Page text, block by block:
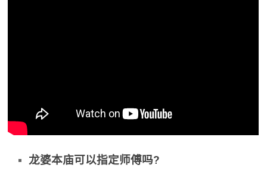
龙婆本庙可以指定师傅吗?